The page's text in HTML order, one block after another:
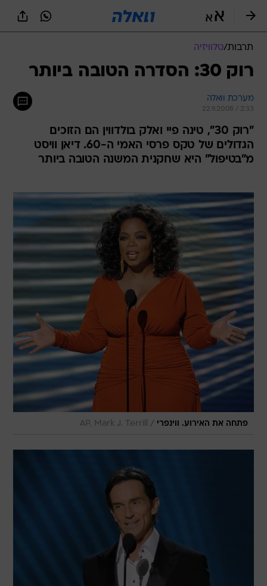
תרבות/טלוויזיה
רוק 30: הסדרה הטובה ביותר
מערכת וואלה
22.9.2008 / 2:33
"רוק 30", טינה פיי ואלק בולדווין הם הזוכים
הגדולים של טקס פרסי האמי ה-60. דיאן וויסט
מ"בטיפול" היא שחקנית המשנה הטובה ביותר
פתחה את האירוע. ווינפרי /
AP, Mark J. Terrill